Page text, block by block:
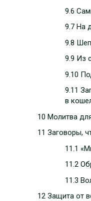
9.6
9.7 На
9.8
9.9 Из
9.10
9.11
в
10 Молитва
11 Заговоры,
11.1
11.2
11.3
12 Защита от